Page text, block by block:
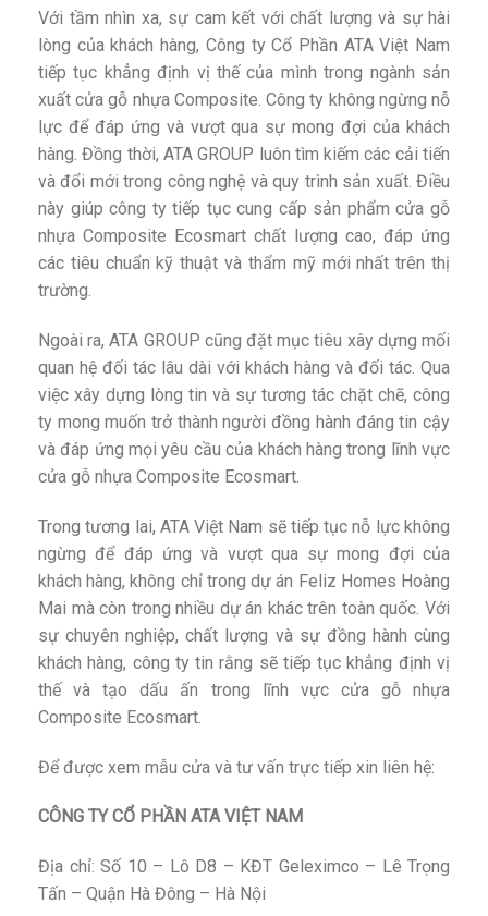
Với tầm nhìn xa, sự cam kết với chất lượng và sự hài
lòng của khách hàng, Công ty Cổ Phần ATA Việt Nam
tiếp tục khẳng định vị thế của mình trong ngành sản
xuất cửa gỗ nhựa Composite. Công ty không ngừng nỗ
lực để đáp ứng và vượt qua sự mong đợi của khách
hàng. Đồng thời, ATA GROUP luôn tìm kiếm các cải tiến
và đổi mới trong công nghệ và quy trình sản xuất. Điều
này giúp công ty tiếp tục cung cấp sản phẩm cửa gỗ
nhựa Composite Ecosmart chất lượng cao, đáp ứng
các tiêu chuẩn kỹ thuật và thẩm mỹ mới nhất trên thị
trường.
Ngoài ra, ATA GROUP cũng đặt mục tiêu xây dựng mối
quan hệ đối tác lâu dài với khách hàng và đối tác. Qua
việc xây dựng lòng tin và sự tương tác chặt chẽ, công
ty mong muốn trở thành người đồng hành đáng tin cậy
và đáp ứng mọi yêu cầu của khách hàng trong lĩnh vực
cửa gỗ nhựa Composite Ecosmart.
Trong tương lai, ATA Việt Nam sẽ tiếp tục nỗ lực không
ngừng để đáp ứng và vượt qua sự mong đợi của
khách hàng, không chỉ trong dự án Feliz Homes Hoàng
Mai mà còn trong nhiều dự án khác trên toàn quốc. Với
sự chuyên nghiệp, chất lượng và sự đồng hành cùng
khách hàng, công ty tin rằng sẽ tiếp tục khẳng định vị
thế và tạo dấu ấn trong lĩnh vực cửa gỗ nhựa
Composite Ecosmart.
Để được xem mẫu cửa và tư vấn trực tiếp xin liên hệ:
CÔNG TY CỔ PHẦN ATA VIỆT NAM
Địa chỉ: Số 10 – Lô D8 – KĐT Geleximco – Lê Trọng
Tấn – Quận Hà Đông – Hà Nội